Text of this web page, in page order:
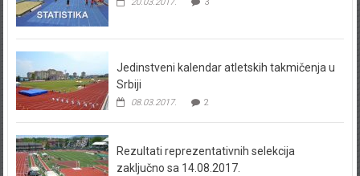
20.03.2017. 3
Jedinstveni kalendar atletskih takmičenja u
Srbiji
08.03.2017. 2
Rezultati reprezentativnih selekcija
zaključno sa 14.08.2017.